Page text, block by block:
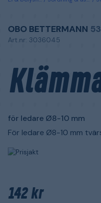
OBO BETTERMANN
Art.nr: 3036045
för ledare Ø8-10 mm
För ledare Ø8-10 mm
142 kr